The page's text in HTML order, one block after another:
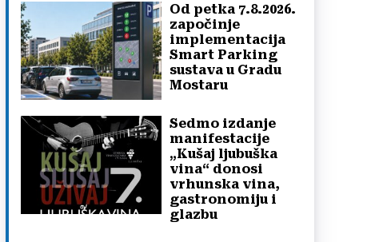
Od petka 7.8.2026.
započinje
implementacija
Smart Parking
sustava u Gradu
Mostaru
Sedmo izdanje
manifestacije
„Kušaj ljubuška
vina“ donosi
vrhunska vina,
gastronomiju i
glazbu